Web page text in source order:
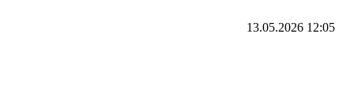
13.05.2026 12:05